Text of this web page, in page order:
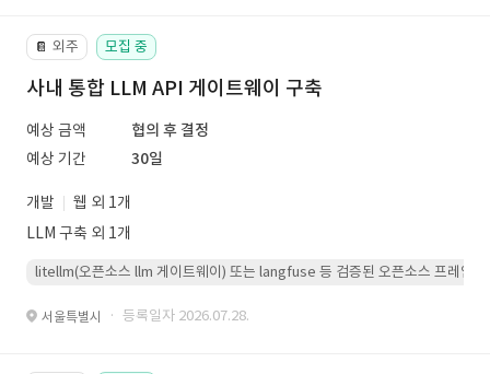
📔 외주 모집 중
사내 통합 LLM API 게이트웨이 구축
예상 금액
협의 후 결정
예상 기간
30일
개발
웹 외 1개
LLM 구축 외 1개
litellm(오픈소스 llm 게이트웨이) 또는 langfuse 등 검증된 오픈소스 프레임워
서울특별시 · 등록일자 2026.07.28.